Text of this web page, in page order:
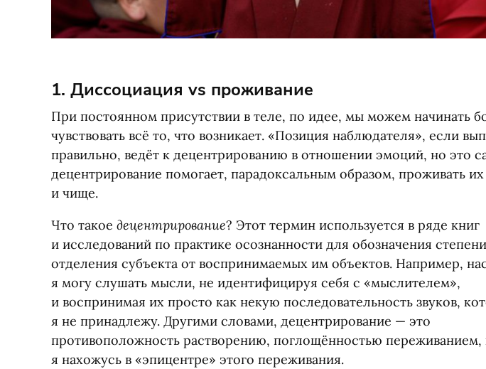
1. Диссоциация vs проживание
При постоянном присутствии в теле, по идее, мы можем начинать
чувствовать всё то, что возникает. «Позиция наблюдателя», если
правильно, ведёт к децентрированию в отношении эмоций, но это
децентрирование помогает, парадоксальным образом, проживать
и чище.
Что такое децентрирование? Этот термин используется в ряде книг
и исследований по практике осознанности для обозначения степени
отделения субъекта от воспринимаемых им объектов. Например,
я могу слушать мысли, не идентифицируя себя с «мыслителем»,
и воспринимая их просто как некую последовательность звуков,
я не принадлежу. Другими словами, децентрирование — это
противоположность растворению, поглощённостью переживанием,
я нахожусь в «эпицентре» этого переживания.